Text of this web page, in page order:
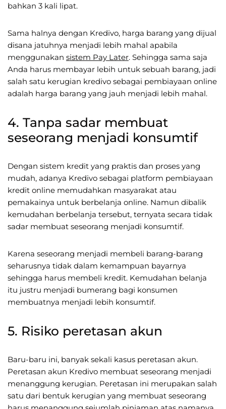
bahkan 3 kali lipat.
Sama halnya dengan Kredivo, harga barang yang dijual
disana jatuhnya menjadi lebih mahal apabila
menggunakan sistem Pay Later. Sehingga sama saja
Anda harus membayar lebih untuk sebuah barang, jadi
salah satu kerugian kredivo sebagai pembiayaan online
adalah harga barang yang jauh menjadi lebih mahal.
4. Tanpa sadar membuat
seseorang menjadi konsumtif
Dengan sistem kredit yang praktis dan proses yang
mudah, adanya Kredivo sebagai platform pembiayaan
kredit online memudahkan masyarakat atau
pemakainya untuk berbelanja online. Namun dibalik
kemudahan berbelanja tersebut, ternyata secara tidak
sadar membuat seseorang menjadi konsumtif.
Karena seseorang menjadi membeli barang-barang
seharusnya tidak dalam kemampuan bayarnya
sehingga harus membeli kredit. Kemudahan belanja
itu justru menjadi bumerang bagi konsumen
membuatnya menjadi lebih konsumtif.
5. Risiko peretasan akun
Baru-baru ini, banyak sekali kasus peretasan akun.
Peretasan akun Kredivo membuat seseorang menjadi
menanggung kerugian. Peretasan ini merupakan salah
satu dari bentuk kerugian yang membuat seseorang